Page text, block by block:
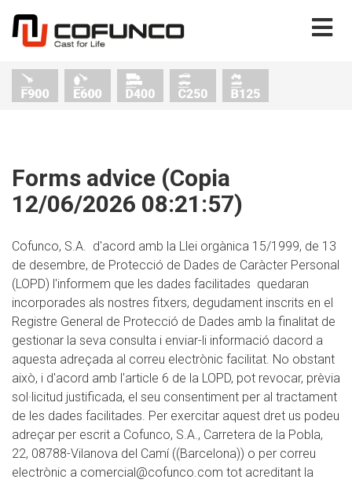
Forms advice (Copia
12/06/2026 08:21:57)
Cofunco, S.A. d'acord amb la Llei orgànica 15/1999, de 13
de desembre, de Protecció de Dades de Caràcter Personal
(LOPD) l'informem que les dades facilitades quedaran
incorporades als nostres fitxers, degudament inscrits en el
Registre General de Protecció de Dades amb la finalitat de
gestionar la seva consulta i enviar-li informació dacord a
aquesta adreçada al correu electrònic facilitat. No obstant
això, i d'acord amb l'article 6 de la LOPD, pot revocar, prèvia
sol·licitud justificada, el seu consentiment per al tractament
de les dades facilitades. Per exercitar aquest dret us podeu
adreçar per escrit a Cofunco, S.A., Carretera de la Pobla,
22, 08788-Vilanova del Camí ((Barcelona)) o per correu
electrònic a comercial@cofunco.com tot acreditant la